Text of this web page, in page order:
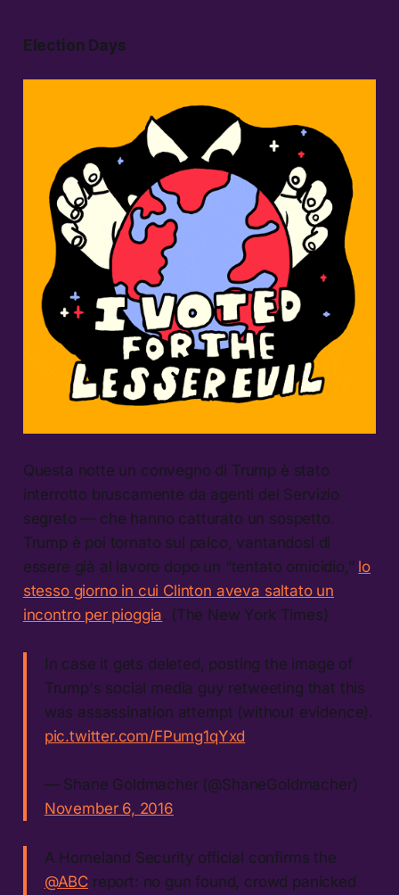
Election Days
Questa notte un convegno di Trump è stato
interrotto bruscamente da agenti del Servizio
segreto — che hanno catturato un sospetto.
Trump è poi tornato sul palco, vantandosi di
essere già al lavoro dopo un “tentato omicidio,” lo
stesso giorno in cui Clinton aveva saltato un
incontro per pioggia. (The New York Times)
In case it gets deleted, posting the image of
Trump's social media guy retweeting that this
was assassination attempt (without evidence).
pic.twitter.com/FPumg1qYxd
— Shane Goldmacher (@ShaneGoldmacher)
November 6, 2016
A Homeland Security official confirms the
@ABC report: no gun found, crowd panicked